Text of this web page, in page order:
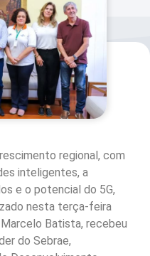
regional, com
inteligentes, a
e o potencial do 5G,
nesta terça-feira
Batista, recebeu
do Sebrae,